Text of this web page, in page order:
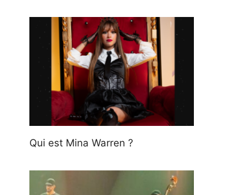
Qui est Mina Warren ?